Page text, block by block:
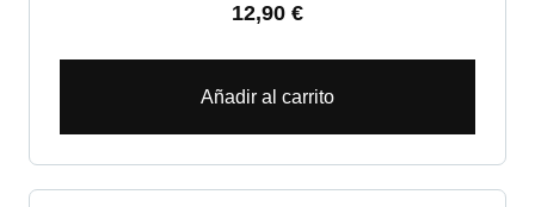
12,90 €
Añadir al carrito